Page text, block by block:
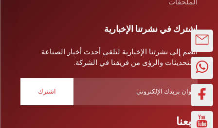
الملحقات
اشترك في نشرتنا الإخبارية
انضم إلى نشرتنا الإخبارية لتلقي أحدث أخبار الصناعة
والتحديثات والرؤى من فريقنا في الشركة.
اشترك
تابعنا